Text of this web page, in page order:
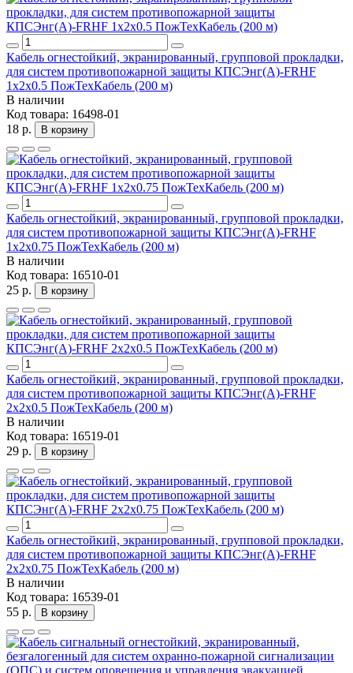
Кабель огнестойкий, экранированный, групповой прокладки,
для систем противопожарной защиты КПСЭнг(А)-FRHF
1x2x0.5 ПожТехКабель (200 м)
В наличии
Код товара: 16498-01
18 р.
В корзину
Кабель огнестойкий, экранированный, групповой прокладки,
для систем противопожарной защиты КПСЭнг(А)-FRHF
1x2x0.75 ПожТехКабель (200 м)
В наличии
Код товара: 16510-01
25 р.
В корзину
Кабель огнестойкий, экранированный, групповой прокладки,
для систем противопожарной защиты КПСЭнг(А)-FRHF
2x2x0.5 ПожТехКабель (200 м)
В наличии
Код товара: 16519-01
29 р.
В корзину
Кабель огнестойкий, экранированный, групповой прокладки,
для систем противопожарной защиты КПСЭнг(А)-FRHF
2x2x0.75 ПожТехКабель (200 м)
В наличии
Код товара: 16539-01
55 р.
В корзину